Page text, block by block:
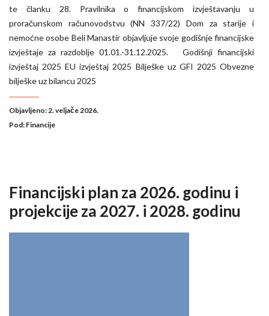
te članku 28. Pravilnika o financijskom izvještavanju u
proračunskom računovodstvu (NN 337/22) Dom za starije i
nemoćne osobe Beli Manastir objavljuje svoje godišnje financijske
izvještaje za razdoblje 01.01.-31.12.2025. Godišnji financijski
izvještaj 2025 EU izvještaj 2025 Bilješke uz GFI 2025 Obvezne
bilješke uz bilancu 2025
Objavljeno: 2. veljače 2026.
Pod: Financije
Financijski plan za 2026. godinu i
projekcije za 2027. i 2028. godinu